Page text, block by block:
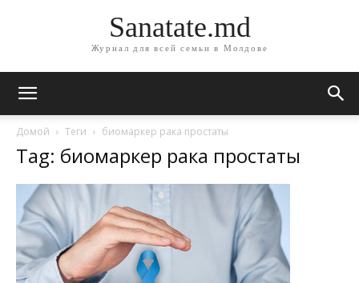
Sanatate.md
Журнал для всей семьи в Молдове
Домой Теги биомаркер рака простаты
Tag: биомаркер рака простаты